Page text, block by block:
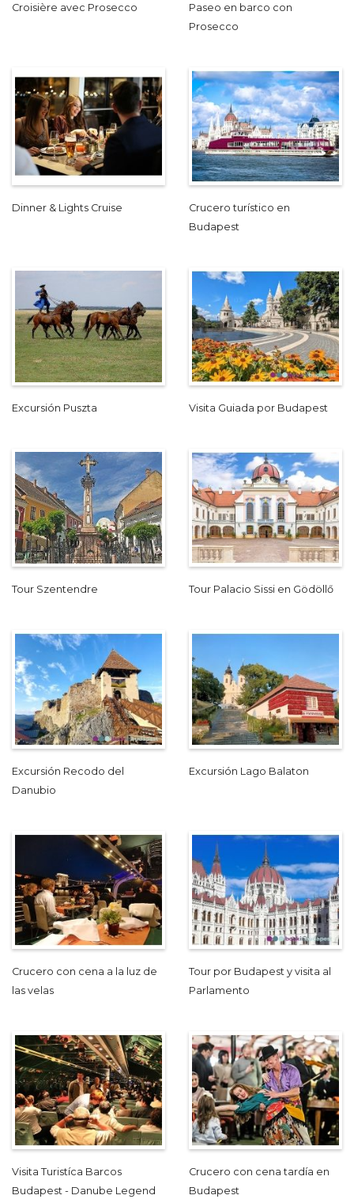
Croisière avec Prosecco
Paseo en barco con
Prosecco
Dinner & Lights Cruise
Crucero turístico en
Budapest
Excursión Puszta Visita Guiada por Budapest
Tour Szentendre Tour Palacio Sissi en Gödöllő
Excursión Recodo del
Danubio
Excursión Lago Balaton
Crucero con cena a la luz de
las velas
Tour por Budapest y visita al
Parlamento
Visita Turistíca Barcos
Budapest - Danube Legend
Crucero con cena tardía en
Budapest